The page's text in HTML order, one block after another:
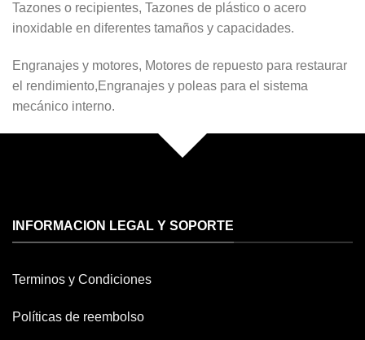
Tazones o recipientes, Tazones de plástico o acero
inoxidable en diferentes tamaños y capacidades.
Engranajes y motores, Motores de repuesto para restaurar
el rendimiento,Engranajes y poleas para el sistema
mecánico interno.
INFORMACION LEGAL Y SOPORTE
Terminos y Condiciones
Políticas de reembolso